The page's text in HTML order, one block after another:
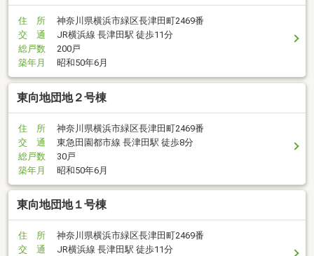
住 所
神奈川県横浜市緑区長津田町2469番
交 通
JR横浜線 長津田駅 徒歩11分
総戸数
200戸
築年月
昭和50年6月
東向地団地２号棟
住 所
神奈川県横浜市緑区長津田町2469番
交 通
東急田園都市線 長津田駅 徒歩8分
総戸数
30戸
築年月
昭和50年6月
東向地団地１号棟
住 所
神奈川県横浜市緑区長津田町2469番
交 通
JR横浜線 長津田駅 徒歩11分